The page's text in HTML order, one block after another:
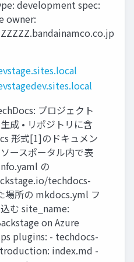
development spec:
owner:
プロジェクト
成 • リポジトリに含
形式[1]のドキュメン
ースポータル内で表
の
techdocs-
場所の mkdocs.yml フ
む site_name:
on Azure
plugins: - techdocs-
index.md -